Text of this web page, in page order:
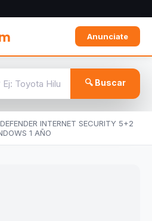
Anunciate
🔍 Buscar
INTERNET SECURITY 5+2
1 AÑO